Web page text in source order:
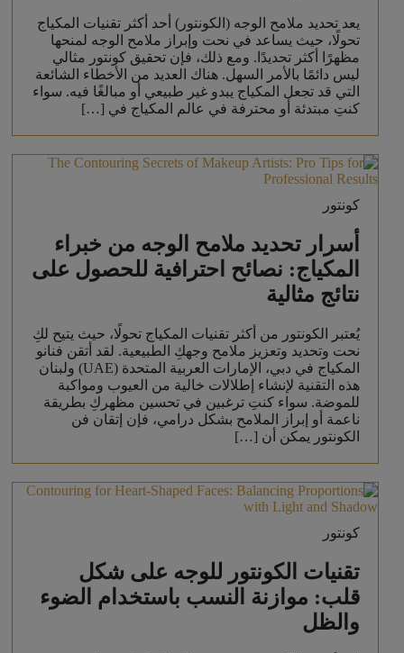
يعد تحديد ملامح الوجه (الكونتور) أحد أكثر تقنيات المكياج
تحولًا، حيث يساعد في نحت وإبراز ملامح الوجه لمنحها
مظهرًا أكثر تحديدًا. ومع ذلك، فإن تحقيق كونتور مثالي
ليس دائمًا بالأمر السهل. هناك العديد من الأخطاء الشائعة
التي قد تجعل المكياج يبدو غير طبيعي أو مبالغًا فيه. سواء
كنتِ مبتدئة أو محترفة في عالم المكياج في […]
كونتور
أسرار تحديد ملامح الوجه من خبراء
المكياج: نصائح احترافية للحصول على
نتائج مثالية
يُعتبر الكونتور من أكثر تقنيات المكياج تحولًا، حيث يتيح لكِ
نحت وتحديد وتعزيز ملامح وجهكِ الطبيعية. لقد أتقن فنانو
المكياج في دبي، الإمارات العربية المتحدة (UAE) ولبنان
هذه التقنية لإنشاء إطلالات خالية من العيوب ومواكبة
للموضة. سواء كنتِ ترغبين في تحسين مظهركِ بطريقة
ناعمة أو إبراز الملامح بشكل درامي، فإن إتقان فن
الكونتور يمكن أن […]
كونتور
تقنيات الكونتور للوجه على شكل
قلب: موازنة النسب باستخدام الضوء
والظل